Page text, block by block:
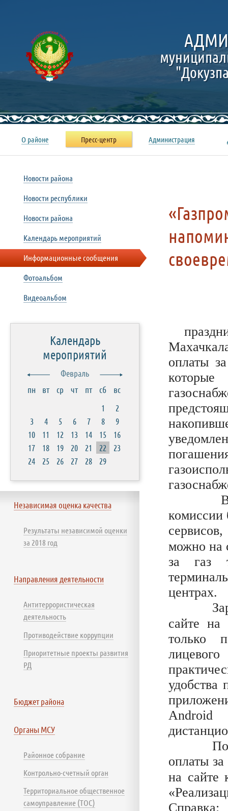
оплаты
В
комиссии
можно на
за газ
центрах.
сайте
только
удобства
Android
оплаты
на сайте
Справка:
Новости района
Новости республики
Новости района
Календарь мероприятий
Информационные сообщения
Фотоальбом
Видеоальбом
Календарь
мероприятий
Февраль
пн
вт ср чт пт сб
вс
1
2
3
4 5 6 7 8
9
10
11 12 13 14 15
16
17
18 19 20 21 22
23
24
25 26 27 28 29
Независимая оценка качества
Результаты независимой оценки
за 2018 год
Направления деятельности
Антитеррористическая
деятельность
Противодействие коррупции
Приоритетные проекты развития
РД
Бюджет района
Органы МСУ
Районное собрание
Контрольно-счетный орган
Территориальное общественное
самоуправление (ТОС)
О районе Пресс-центр Администрация